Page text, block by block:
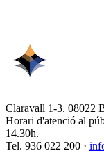
Claravall 1-3. 08022
Horari d'atenció al
14.30h.
Tel. 936 022 200 ·